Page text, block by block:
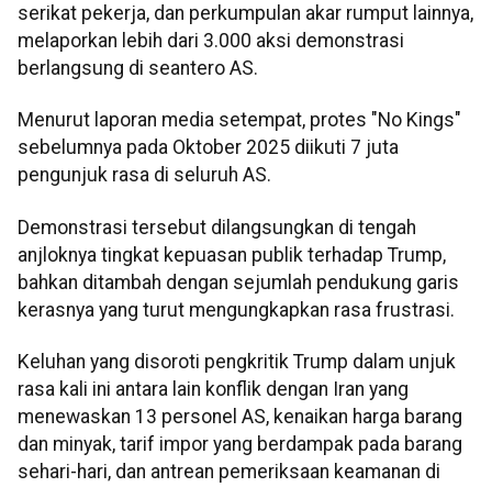
serikat pekerja, dan perkumpulan akar rumput lainnya,
melaporkan lebih dari 3.000 aksi demonstrasi
berlangsung di seantero AS.
Menurut laporan media setempat, protes "No Kings"
sebelumnya pada Oktober 2025 diikuti 7 juta
pengunjuk rasa di seluruh AS.
Demonstrasi tersebut dilangsungkan di tengah
anjloknya tingkat kepuasan publik terhadap Trump,
bahkan ditambah dengan sejumlah pendukung garis
kerasnya yang turut mengungkapkan rasa frustrasi.
Keluhan yang disoroti pengkritik Trump dalam unjuk
rasa kali ini antara lain konflik dengan Iran yang
menewaskan 13 personel AS, kenaikan harga barang
dan minyak, tarif impor yang berdampak pada barang
sehari-hari, dan antrean pemeriksaan keamanan di